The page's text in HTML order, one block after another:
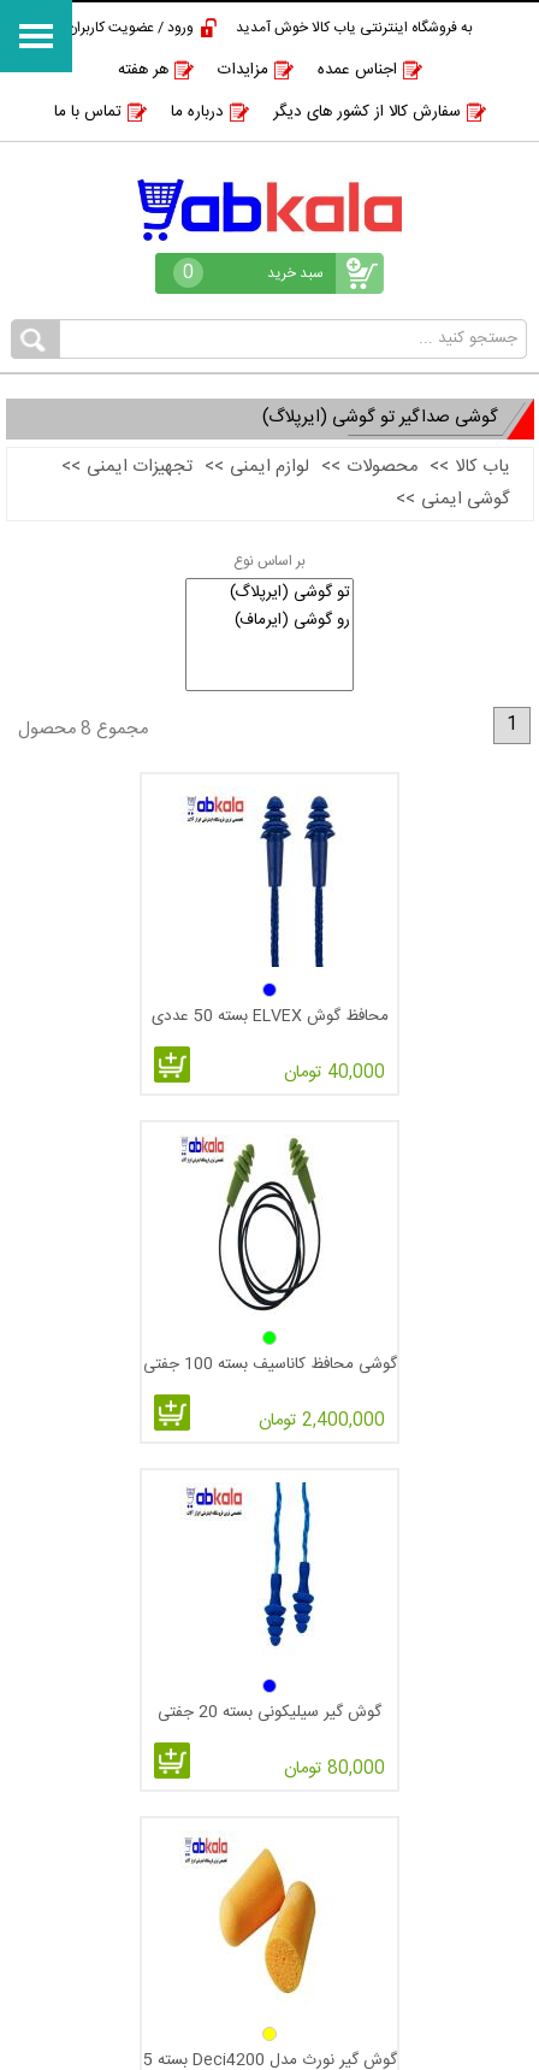
به فروشگاه اینترنتی یاب کالا خوش آمدید ورود / عضویت کاربران
اجناس عمده مزایدات
هر هفته
سفارش کالا از کشور های دیگر
درباره ما تماس با ما
سبد خرید 0
گوشی صداگیر تو گوشی (ایرپلاگ)
یاب کالا >> محصولات >> لوازم ایمنی >> تجهیزات ایمنی >>
گوشی ایمنی >>
بر اساس نوع
1 مجموع 8 محصول
محافظ گوش ELVEX بسته 50 عددی
40,000 تومان
گوشی محافظ کاناسیف بسته 100 جفتی
2,400,000 تومان
گوش گیر سیلیکونی بسته 20 جفتی
80,000 تومان
گوش گیر نورث مدل Deci4200 بسته 5